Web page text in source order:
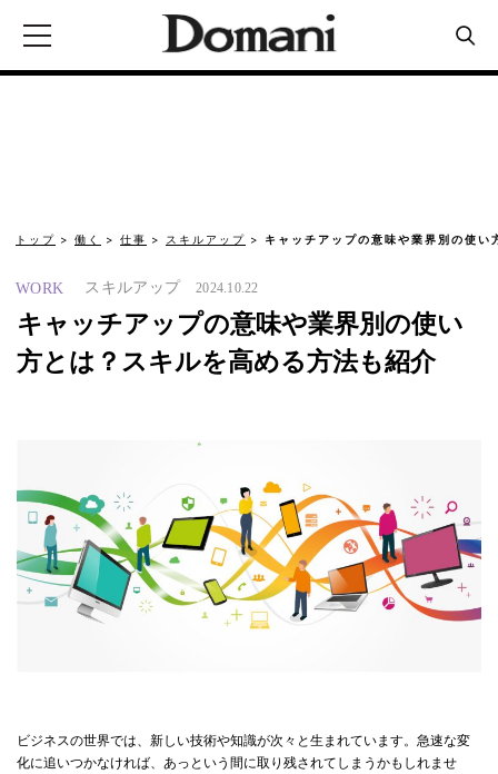
トップ 働く 仕事 スキルアップ キャッチアップの意味や業界別の使
WORK スキルアップ 2024.10.22
キャッチアップの意味や業界別の使い
方とは？スキルを高める方法も紹介
ビジネスの世界では、新しい技術や知識が次々と生まれています。急速な変
化に追いつかなければ、あっという間に取り残されてしまうかもしれませ